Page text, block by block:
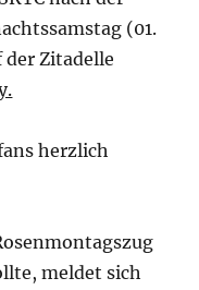
(01.
der Zitadelle
herzlich
meldet sich